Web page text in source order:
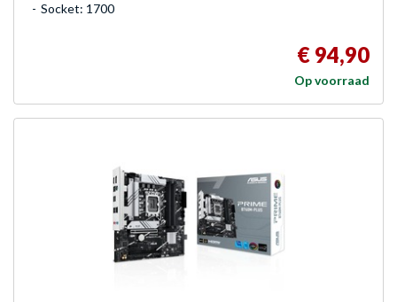
Socket: 1700
€ 94,90
Op voorraad